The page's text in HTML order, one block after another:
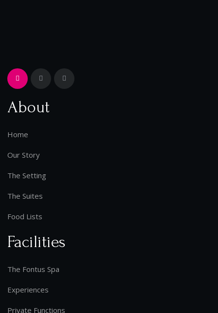
About
Home
Our Story
The Setting
The Suites
Food Lists
Facilities
The Fontus Spa
Experiences
Private Functions